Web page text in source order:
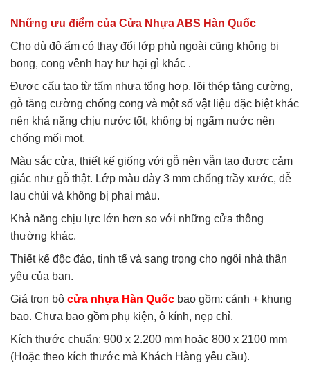
Những ưu điểm của Cửa Nhựa ABS Hàn Quốc
Cho dù độ ẩm có thay đổi lớp phủ ngoài cũng không bị
bong, cong vênh hay hư hại gì khác .
Được cấu tạo từ tấm nhựa tổng hợp, lõi thép tăng cường,
gỗ tăng cường chống cong và một số vật liệu đặc biệt khác
nên khả năng chịu nước tốt, không bị ngấm nước nên
chống mối mọt.
Màu sắc cửa, thiết kế giống với gỗ nên vẫn tạo được cảm
giác như gỗ thật. Lớp màu dày 3 mm chống trầy xước, dễ
lau chùi và không bị phai màu.
Khả năng chịu lực lớn hơn so với những cửa thông
thường khác.
Thiết kế độc đáo, tinh tế và sang trọng cho ngôi nhà thân
yêu của bạn.
Giá trọn bộ cửa nhựa Hàn Quốc bao gồm: cánh + khung
bao. Chưa bao gồm phụ kiện, ô kính, nẹp chỉ.
Kích thước chuẩn: 900 x 2.200 mm hoặc 800 x 2100 mm
(Hoặc theo kích thước mà Khách Hàng yêu cầu).